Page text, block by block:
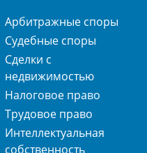
Арбитражные споры
Судебные споры
Сделки с
недвижимостью
Налоговое право
Трудовое право
Интеллектуальная
собственность